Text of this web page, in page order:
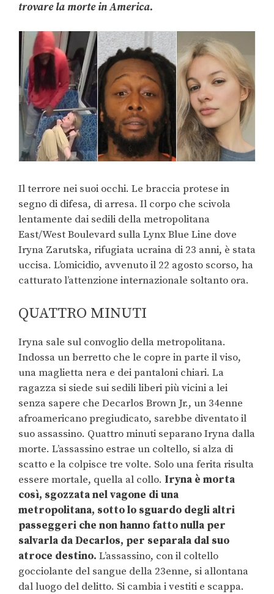
trovare la morte in America.
Il terrore nei suoi occhi. Le braccia protese in
segno di difesa, di arresa. Il corpo che scivola
lentamente dai sedili della metropolitana
East/West Boulevard sulla Lynx Blue Line dove
Iryna Zarutska, rifugiata ucraina di 23 anni, è stata
uccisa. L’omicidio, avvenuto il 22 agosto scorso, ha
catturato l’attenzione internazionale soltanto ora.
QUATTRO MINUTI
Iryna sale sul convoglio della metropolitana.
Indossa un berretto che le copre in parte il viso,
una maglietta nera e dei pantaloni chiari. La
ragazza si siede sui sedili liberi più vicini a lei
senza sapere che Decarlos Brown Jr., un 34enne
afroamericano pregiudicato, sarebbe diventato il
suo assassino. Quattro minuti separano Iryna dalla
morte. L’assassino estrae un coltello, si alza di
scatto e la colpisce tre volte. Solo una ferita risulta
essere mortale, quella al collo. Iryna è morta
così, sgozzata nel vagone di una
metropolitana, sotto lo sguardo degli altri
passeggeri che non hanno fatto nulla per
salvarla da Decarlos, per separala dal suo
atroce destino. L’assassino, con il coltello
gocciolante del sangue della 23enne, si allontana
dal luogo del delitto. Si cambia i vestiti e scappa.